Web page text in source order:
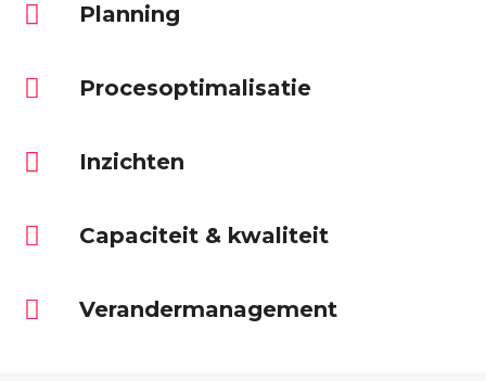
Planning
Procesoptimalisatie
Inzichten
Capaciteit & kwaliteit
Verandermanagement